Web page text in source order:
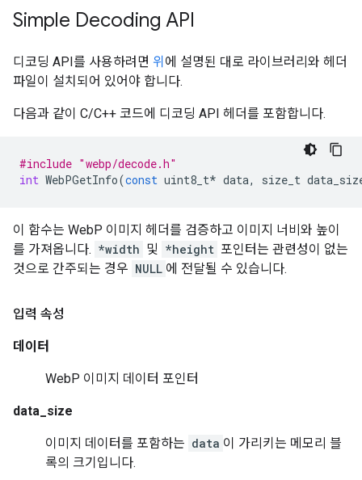
Simple Decoding API
디코딩 API를 사용하려면 위 에 설명된 대로 라이브러리와 헤더
파일이 설치되어 있어야 합니다.
다음과 같이 C/C++ 코드에 디코딩 API 헤더를 포함합니다.
#include "webp/decode.h"
int WebPGetInfo(const uint8_t* data, size_t
이 함수는 WebP 이미지 헤더를 검증하고 이미지 너비와 높이
를 가져옵니다. *width 및 *height 포인터는 관련성이 없는
것으로 간주되는 경우 NULL 에 전달될 수 있습니다.
입력 속성
데이터
WebP 이미지 데이터 포인터
data_size
이미지 데이터를 포함하는 data 이 가리키는 메모리 블
록의 크기입니다.